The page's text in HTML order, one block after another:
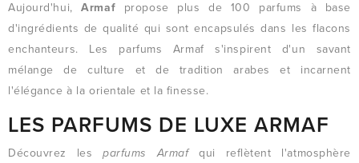
Aujourd'hui, Armaf propose plus de 100 parfums à base
d'ingrédients de qualité qui sont encapsulés dans les flacons
enchanteurs. Les parfums Armaf s'inspirent d'un savant
mélange de culture et de tradition arabes et incarnent
l'élégance à la orientale et la finesse.
LES PARFUMS DE LUXE ARMAF
Découvrez les parfums Armafqui reflètent l'atmosphère